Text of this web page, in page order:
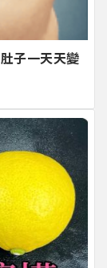
子一天天變